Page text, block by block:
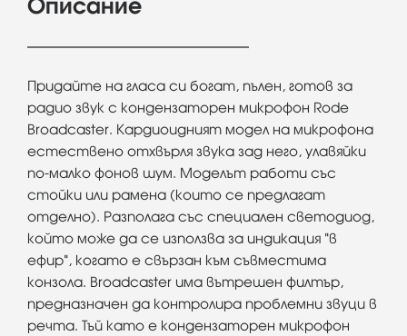
Описание
Придайте на гласа си богат, пълен, готов за
радио звук с кондензаторен микрофон Rode
Broadcaster. Кардиоидният модел на микрофона
естествено отхвърля звука зад него, улавяйки
по-малко фонов шум. Моделът работи със
стойки или рамена (които се предлагат
отделно). Разполага със специален светодиод,
който може да се използва за индикация "в
ефир", когато е свързан към съвместима
конзола. Broadcaster има вътрешен филтър,
предназначен да контролира проблемни звуци в
речта. Тъй като е кондензаторен микрофон